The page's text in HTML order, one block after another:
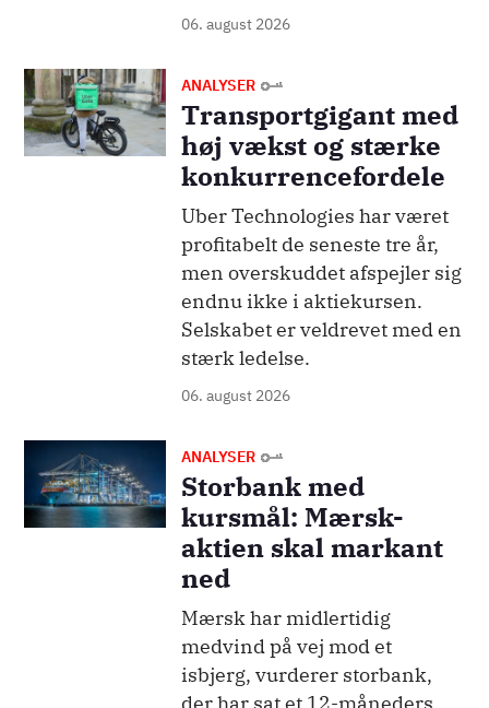
06. august 2026
Billede ANALYSER
Transportgigant med
høj vækst og stærke
konkurrencefordele
Uber Technologies har været
profitabelt de seneste tre år,
men overskuddet afspejler sig
endnu ikke i aktiekursen.
Selskabet er veldrevet med en
stærk ledelse.
06. august 2026
Billede ANALYSER
Storbank med
kursmål: Mærsk-
aktien skal markant
ned
Mærsk har midlertidig
medvind på vej mod et
isbjerg, vurderer storbank,
der har sat et 12-måneders